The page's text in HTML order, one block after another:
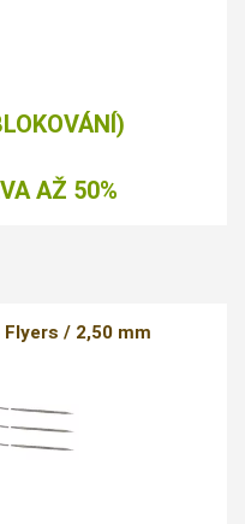
AŽ 50%
/ 2,50 mm